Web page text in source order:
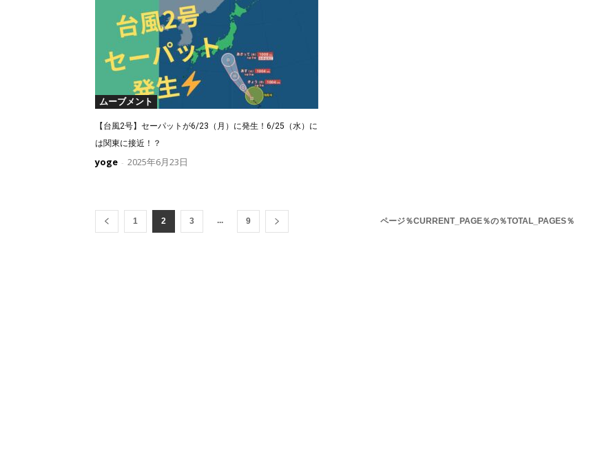
ムーブメント
【台風2号】セーパットが6/23（月）に発生！6/25（水）に
は関東に接近！？
yoge - 2025年6月23日
1 2 3 ... 9 ページ％CURRENT_PAGE％の％TOTAL_PAGES％